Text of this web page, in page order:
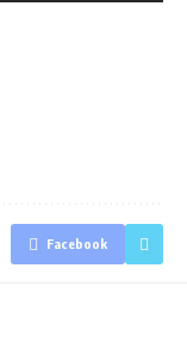
Facebook